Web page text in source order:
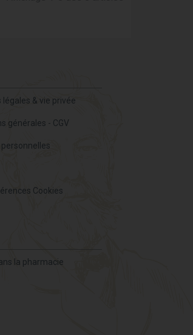
légales & vie privée
générales - CGV
personnelles
Cookies
la pharmacie